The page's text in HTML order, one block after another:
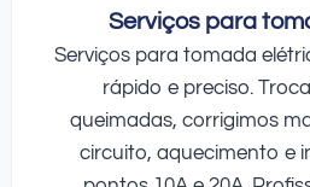
Serviços para
Serviços para tomada
rápido e preciso.
queimadas, corrigimos
circuito, aquecimento e